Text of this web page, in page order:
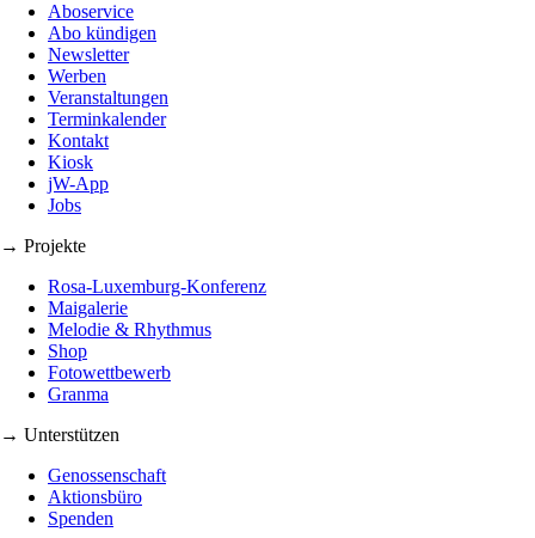
Aboservice
Abo kündigen
Newsletter
Werben
Veranstaltungen
Terminkalender
Kontakt
Kiosk
jW-App
Jobs
→ Projekte
Rosa-Luxemburg-Konferenz
Maigalerie
Melodie & Rhythmus
Shop
Fotowettbewerb
Granma
→ Unterstützen
Genossenschaft
Aktionsbüro
Spenden